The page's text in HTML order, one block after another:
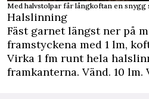
Med halvstolpar får långkoftan en snygg
Halslinning
Fäst garnet längst ner på
framstyckena med 1 lm,
Virka 1 fm runt hela
framkanterna. Vänd. 10 lm.